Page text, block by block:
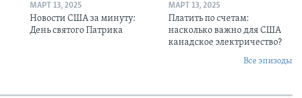
МАРТ 13, 2025
Новости США за минуту:
День святого Патрика
МАРТ 13, 2025
Платить по счетам:
насколько важно для США
канадское электричество?
Все эпизоды